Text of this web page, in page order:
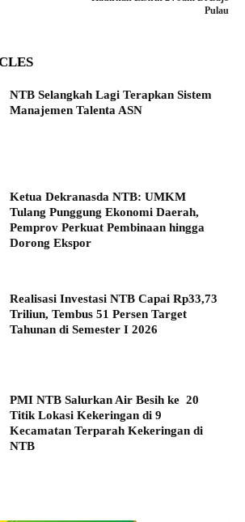
Pulau
NTB Selangkah Lagi Terapkan Sistem
Manajemen Talenta ASN
Ketua Dekranasda NTB: UMKM
Tulang Punggung Ekonomi Daerah,
Pemprov Perkuat Pembinaan hingga
Dorong Ekspor
Realisasi Investasi NTB Capai Rp33,73
Triliun, Tembus 51 Persen Target
Tahunan di Semester I 2026
PMI NTB Salurkan Air Besih ke 20
Titik Lokasi Kekeringan di 9
Kecamatan Terparah Kekeringan di
NTB